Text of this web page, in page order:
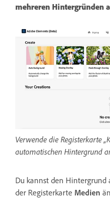
mehreren Hintergründen
Verwende die Registerkarte
automatischen Hintergrund
Du kannst den
der Registerkarte Medien